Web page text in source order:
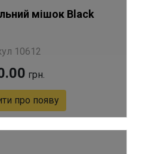
мішок Black
10612
грн.
про появу